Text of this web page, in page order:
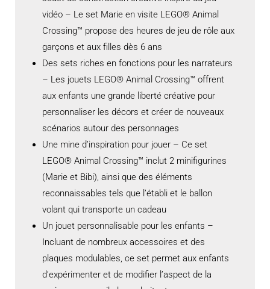
vidéo – Le set Marie en visite LEGO® Animal
Crossing™ propose des heures de jeu de rôle aux
garçons et aux filles dès 6 ans
Des sets riches en fonctions pour les narrateurs
– Les jouets LEGO® Animal Crossing™ offrent
aux enfants une grande liberté créative pour
personnaliser les décors et créer de nouveaux
scénarios autour des personnages
Une mine d’inspiration pour jouer – Ce set
LEGO® Animal Crossing™ inclut 2 minifigurines
(Marie et Bibi), ainsi que des éléments
reconnaissables tels que l’établi et le ballon
volant qui transporte un cadeau
Un jouet personnalisable pour les enfants –
Incluant de nombreux accessoires et des
plaques modulables, ce set permet aux enfants
d’expérimenter et de modifier l’aspect de la